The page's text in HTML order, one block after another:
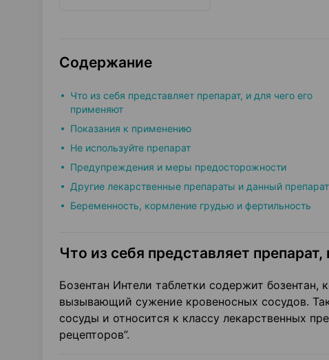
Содержание
Что из себя представляет препарат, и для чего его
применяют
Показания к применению
Не используйте препарат
Предупреждения и меры предосторожности
Другие лекарственные препараты и данный препарат
Беременность, кормление грудью и фертильность
Что из себя представляет
Бозентан Интели таблетки содержит
вызывающий сужение кровеносных сосудов.
сосуды и относится к классу лекарственных
рецепторов”.